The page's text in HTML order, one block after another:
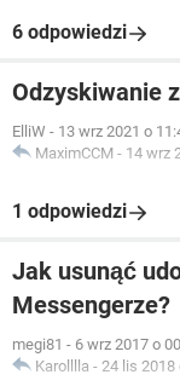
6 odpowiedzi
Odzyskiwanie
ElliW - 13 wrz 2021 o
MaximCCM - 14 wrz
1 odpowiedzi
Jak usunąć
Messengerze?
megi81 - 6 wrz 2017 o
Karolllla - 24 lis 2018